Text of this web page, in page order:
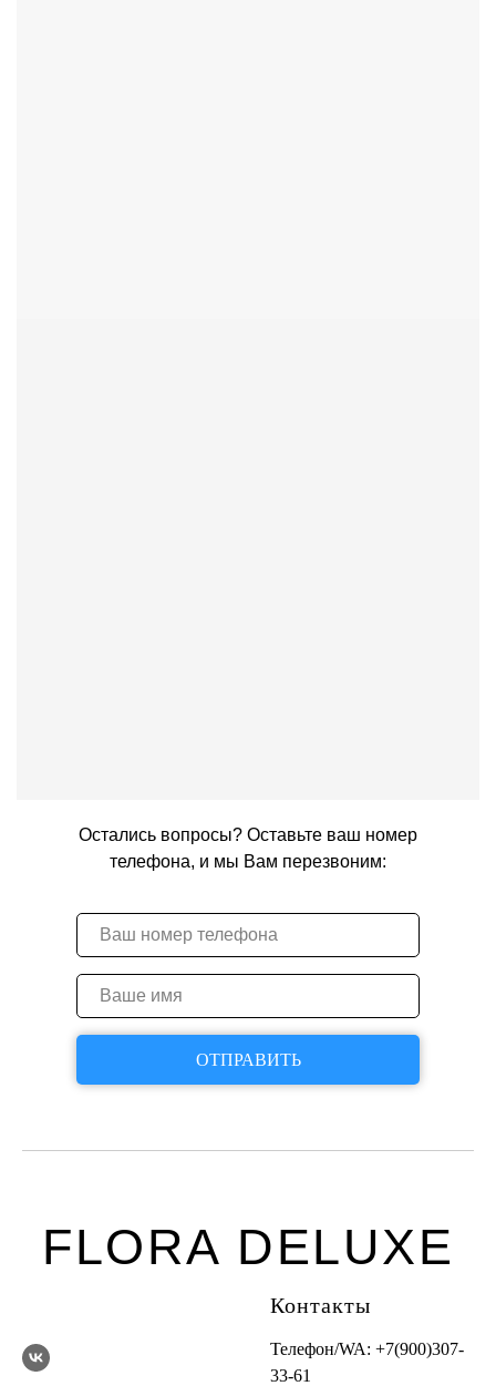
ОТПРАВИТЬ
Остались вопросы? Оставьте ваш номер
телефона, и мы Вам перезвоним:
FLORA DELUXE
Контакты
Телефон/WA: +7(900)307-
33-61